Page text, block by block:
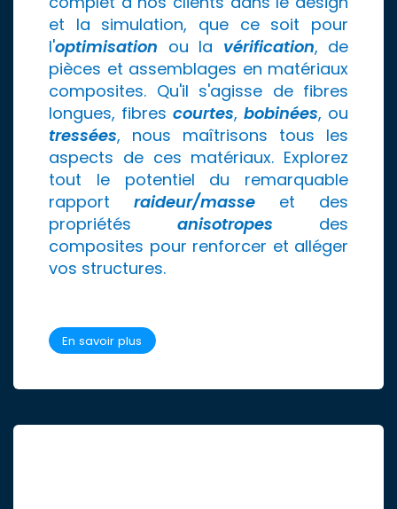
et la simulation, que ce soit pour
l'optimisation ou la vérification, de
pièces et assemblages en matériaux
composites. Qu'il s'agisse de fibres
longues, fibres courtes, bobinées, ou
tressées, nous maîtrisons tous les
aspects de ces matériaux. Explorez
tout le potentiel du remarquable
rapport raideur/masse et des
propriétés anisotropes des
composites pour renforcer et alléger
vos structures.
En savoir plus